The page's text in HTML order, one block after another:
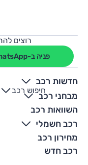
רוצים
פניה ב-WhatsApp
חדשות רכב
מבחני רכב
השוואות רכב
רכב חשמלי
מחירון רכב
רכב חדש
חיפוש רכב
+
-